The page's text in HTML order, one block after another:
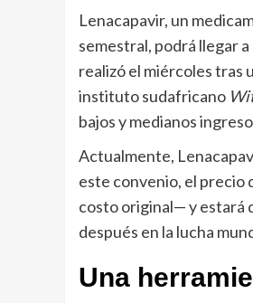
Lenacapavir, un
semestral, podrá llegar
realizó el miércoles tras
instituto sudafricano
bajos y medianos
Actualmente,
este convenio, el precio
costo original— y estará
después en la lucha
Una